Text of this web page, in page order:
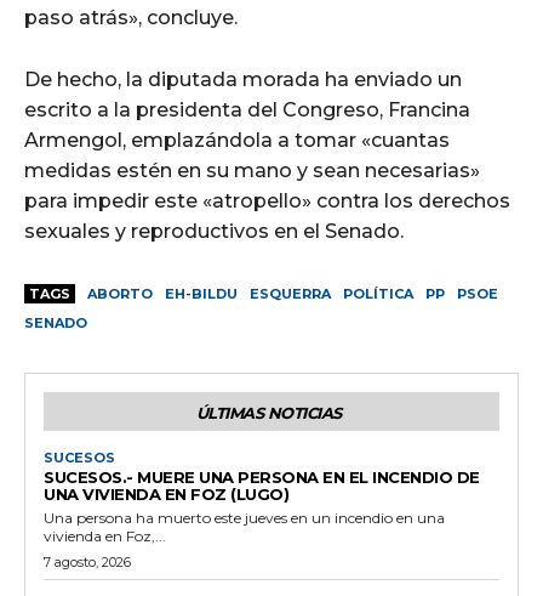
paso atrás», concluye.
De hecho, la diputada morada ha enviado un
escrito a la presidenta del Congreso, Francina
Armengol, emplazándola a tomar «cuantas
medidas estén en su mano y sean necesarias»
para impedir este «atropello» contra los derechos
sexuales y reproductivos en el Senado.
TAGS ABORTO EH-BILDU ESQUERRA POLÍTICA PP
PSOE
SENADO
ÚLTIMAS NOTICIAS
SUCESOS
SUCESOS.- MUERE UNA PERSONA EN EL INCENDIO DE
UNA VIVIENDA EN FOZ (LUGO)
Una persona ha muerto este jueves en un incendio en una
vivienda en Foz,...
7 agosto, 2026